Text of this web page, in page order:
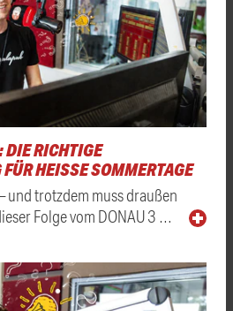
RICHTIGE
HEISSE SOMMERTAGE
und trotzdem muss draußen
Folge vom DONAU 3 …